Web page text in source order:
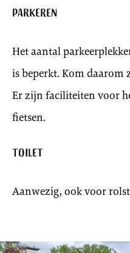
Parkeren
Het aantal
is beperkt. Kom daarom
Er zijn faciliteiten voor
fietsen.
Toilet
Aanwezig, ook voor